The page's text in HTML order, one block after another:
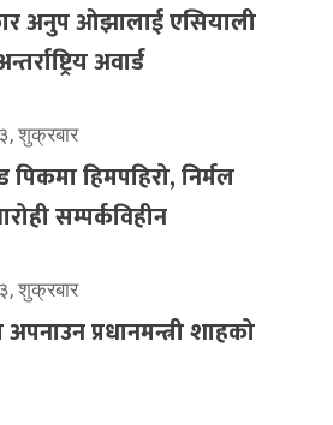
अनुप ओझालाई एसियाली
अवार्ड
शुक्रबार
पिकमा हिमपहिरो, निर्मल
सम्पर्कविहीन
शुक्रबार
प्रधानमन्त्री शाहको